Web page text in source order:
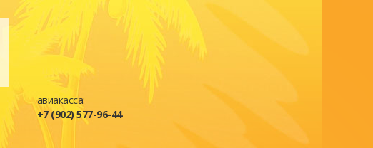
авиакасса:
+7 (902) 577-96-44